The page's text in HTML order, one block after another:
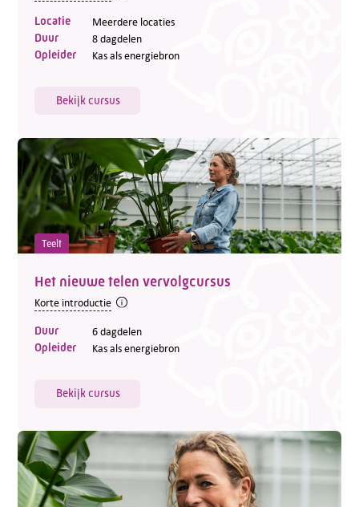
Locatie Meerdere locaties
Duur 8 dagdelen
Opleider Kas als energiebron
Bekijk cursus
Teelt
Het nieuwe telen vervolgcursus
Korte introductie
Duur 6 dagdelen
Opleider Kas als energiebron
Bekijk cursus